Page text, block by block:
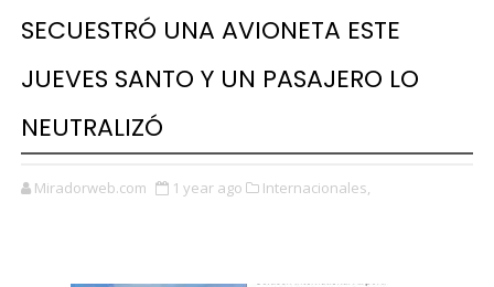
SECUESTRÓ UNA AVIONETA ESTE
JUEVES SANTO Y UN PASAJERO LO
NEUTRALIZÓ
Miradorweb.com 1 year ago Internacionales,